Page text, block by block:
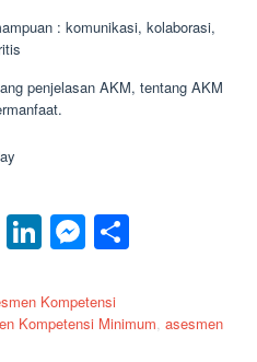
: komunikasi, kolaborasi,
penjelasan AKM, tentang AKM
X LinkedIn
Kompetensi
Kompetensi Minimum asesmen